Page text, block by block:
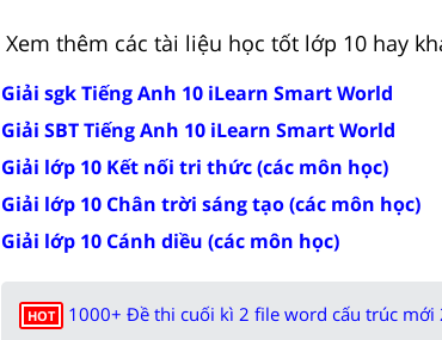
Xem thêm các tài liệu học tốt lớp 10 hay
Giải sgk Tiếng Anh 10 iLearn Smart World
Giải SBT Tiếng Anh 10 iLearn Smart World
Giải lớp 10 Kết nối tri thức (các môn học)
Giải lớp 10 Chân trời sáng tạo (các môn học)
Giải lớp 10 Cánh diều (các môn học)
HOT 1000+ Đề thi cuối kì 2 file word cấu trúc mới